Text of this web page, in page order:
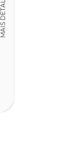
MAIS DETALHES